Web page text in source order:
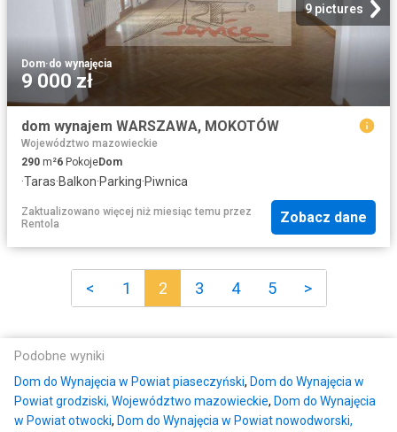
9 pictures
Dom·do wynajęcia
9 000 zł
dom wynajem WARSZAWA, MOKOTÓW
Województwo mazowieckie
290 m²6 PokojeDom
·Taras·Balkon·Parking·Piwnica
Zaktualizowano więcej niż miesiąc temu przez
Rentola
Zobacz dane
< 1 2 3 4 5 >
Podobne wyniki
Dom do Wynajęcia w Powiat piaseczyński, Dom do Wynajęcia w
Powiat grodziski, Województwo mazowieckie, Dom do Wynajęcia
w Powiat otwocki, Dom do Wynajęcia w Powiat nowodworski,